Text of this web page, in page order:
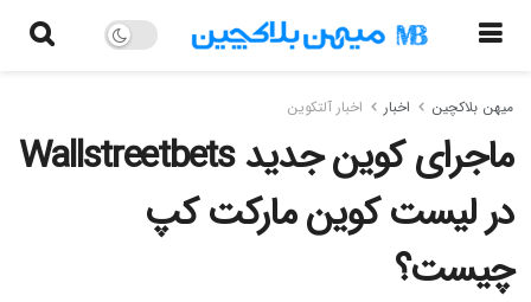
میهن بلاکچین اخبار اخبار آلتکوین
ماجرای کوین جدید Wallstreetbets
در لیست کوین‌ مارکت ‌کپ
چیست؟